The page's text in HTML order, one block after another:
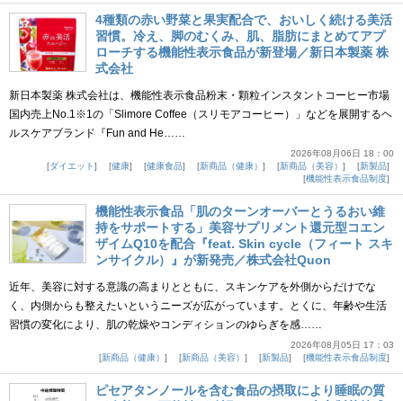
4種類の赤い野菜と果実配合で、おいしく続ける美活
習慣。冷え、脚のむくみ、肌、脂肪にまとめてアプ
ローチする機能性表示食品が新登場／新日本製薬 株
式会社
新日本製薬 株式会社は、機能性表示食品粉末・顆粒インスタントコーヒー市場
国内売上No.1※1の「Slimore Coffee（スリモアコーヒー）」などを展開するヘ
ルスケアブランド『Fun and He……
2026年08月06日 18：00
ダイエット
健康 健康食品 新商品（健康） 新商品（美容）
新製品
機能性表示食品制度
機能性表示食品「肌のターンオーバーとうるおい維
持をサポートする」美容サプリメント還元型コエン
ザイムQ10を配合『feat. Skin cycle（フィート スキ
ンサイクル）』が新発売／株式会社Quon
近年、美容に対する意識の高まりとともに、スキンケアを外側からだけでな
く、内側からも整えたいというニーズが広がっています。とくに、年齢や生活
習慣の変化により、肌の乾燥やコンディションのゆらぎを感……
2026年08月05日 17：03
新商品（健康）
新商品（美容） 新製品 機能性表示食品制度
ピセアタンノールを含む食品の摂取により睡眠の質